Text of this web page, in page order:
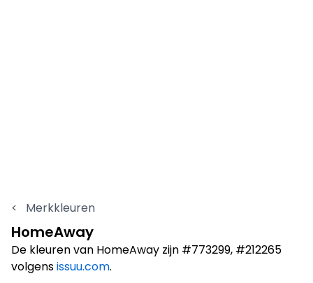
< Merkkleuren
HomeAway
De kleuren van HomeAway zijn #773299, #212265
volgensissuu.com.